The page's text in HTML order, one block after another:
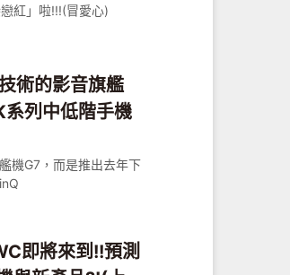
紅」啦!!!(冒愛心)
術的影音旗艦
列中低階手機
機G7，而是推出去年下
即將來到!!預測